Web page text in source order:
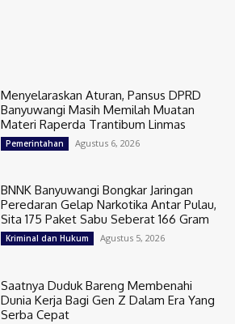
Menyelaraskan Aturan, Pansus DPRD
Banyuwangi Masih Memilah Muatan
Materi Raperda Trantibum Linmas
Pemerintahan Agustus 6, 2026
BNNK Banyuwangi Bongkar Jaringan
Peredaran Gelap Narkotika Antar Pulau,
Sita 175 Paket Sabu Seberat 166 Gram
Kriminal dan Hukum Agustus 5, 2026
Saatnya Duduk Bareng Membenahi
Dunia Kerja Bagi Gen Z Dalam Era Yang
Serba Cepat